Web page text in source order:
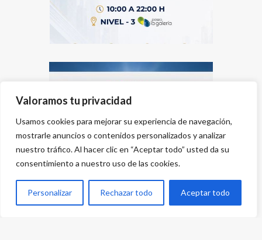
Valoramos tu privacidad
Usamos cookies para mejorar su experiencia de navegación,
mostrarle anuncios o contenidos personalizados y analizar
nuestro tráfico. Al hacer clic en “Aceptar todo” usted da su
consentimiento a nuestro uso de las cookies.
Personalizar Rechazar todo Aceptar todo